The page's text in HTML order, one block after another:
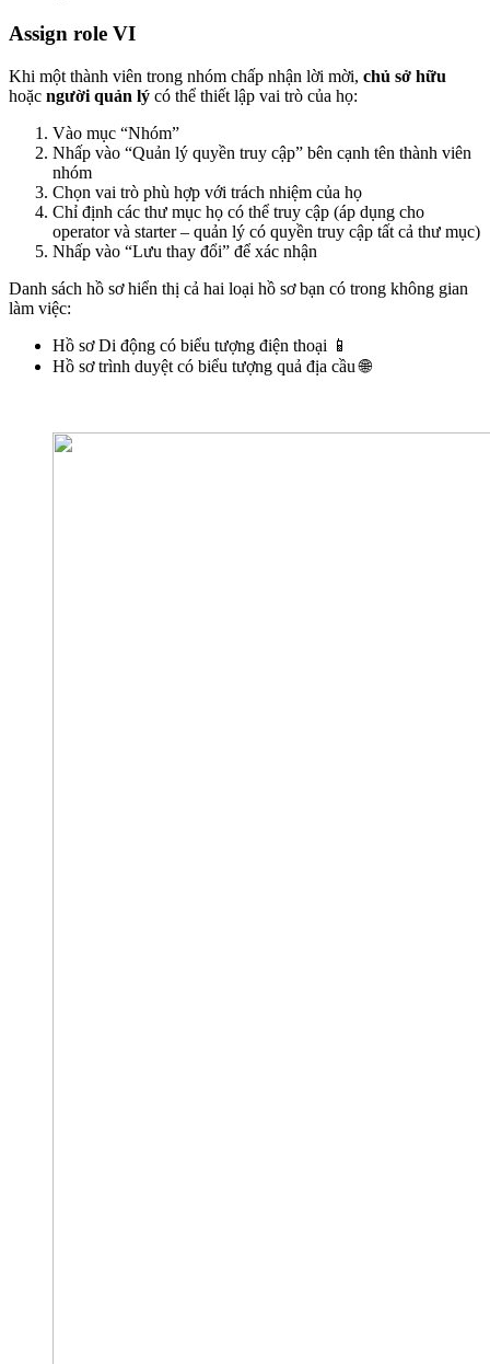
Assign role VI
Khi một thành viên trong nhóm chấp nhận lời mời, chủ sở hữu
hoặc người quản lý có thể thiết lập vai trò của họ:
Vào mục “Nhóm”
Nhấp vào “Quản lý quyền truy cập” bên cạnh tên thành viên
nhóm
Chọn vai trò phù hợp với trách nhiệm của họ
Chỉ định các thư mục họ có thể truy cập (áp dụng cho
operator và starter – quản lý có quyền truy cập tất cả thư mục)
Nhấp vào “Lưu thay đổi” để xác nhận
Danh sách hồ sơ hiển thị cả hai loại hồ sơ bạn có trong không gian
làm việc:
Hồ sơ Di động có biểu tượng điện thoại 📱
Hồ sơ trình duyệt có biểu tượng quả địa cầu 🌐